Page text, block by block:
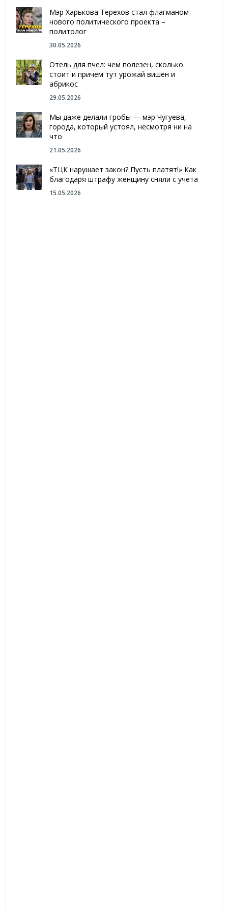
Мэр Харькова Терехов стал флагманом
нового политического проекта –
политолог
30.05.2026
Отель для пчел: чем полезен, сколько
стоит и причем тут урожай вишен и
абрикос
29.05.2026
Мы даже делали гробы — мэр Чугуева,
города, который устоял, несмотря ни на
что
21.05.2026
«ТЦК нарушает закон? Пусть платят!» Как
благодаря штрафу женщину сняли с учета
15.05.2026